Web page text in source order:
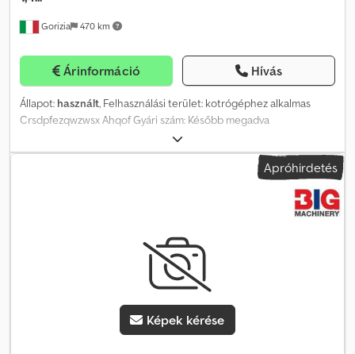
Gorizia 470 km
Árinformáció Hívás
Állapot: használt, Felhasználási terület: kotrógéphez alkalmas
Crsdpfezqwzwsx Ahqof Gyári szám: Később megadva
Apróhirdetés
Képek kérése